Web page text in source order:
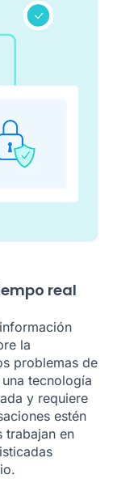
real
la
problemas de
tecnología
y requiere
estén
trabajan en